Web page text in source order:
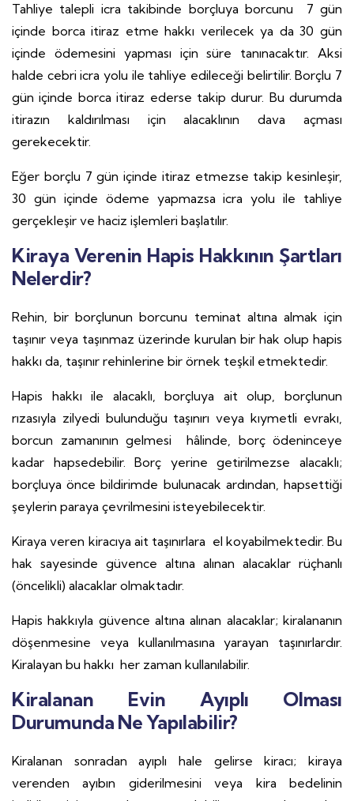
Tahliye talepli icra takibinde borçluya borcunu 7 gün
içinde borca itiraz etme hakkı verilecek ya da 30 gün
içinde ödemesini yapması için süre tanınacaktır. Aksi
halde cebri icra yolu ile tahliye edileceği belirtilir. Borçlu 7
gün içinde borca itiraz ederse takip durur. Bu durumda
itirazın kaldırılması için alacaklının dava açması
gerekecektir.
Eğer borçlu 7 gün içinde itiraz etmezse takip kesinleşir,
30 gün içinde ödeme yapmazsa icra yolu ile tahliye
gerçekleşir ve haciz işlemleri başlatılır.
Kiraya Verenin Hapis Hakkının Şartları
Nelerdir?
Rehin, bir borçlunun borcunu teminat altına almak için
taşınır veya taşınmaz üzerinde kurulan bir hak olup hapis
hakkı da, taşınır rehinlerine bir örnek teşkil etmektedir.
Hapis hakkı ile alacaklı, borçluya ait olup, borçlunun
rızasıyla zilyedi bulunduğu taşınırı veya kıymetli evrakı,
borcun zamanının gelmesi hâlinde, borç ödeninceye
kadar hapsedebilir. Borç yerine getirilmezse alacaklı;
borçluya önce bildirimde bulunacak ardından, hapsettiği
şeylerin paraya çevrilmesini isteyebilecektir.
Kiraya veren kiracıya ait taşınırlara el koyabilmektedir. Bu
hak sayesinde güvence altına alınan alacaklar rüçhanlı
(öncelikli) alacaklar olmaktadır.
Hapis hakkıyla güvence altına alınan alacaklar; kiralananın
döşenmesine veya kullanılmasına yarayan taşınırlardır.
Kiralayan bu hakkı her zaman kullanılabilir.
Kiralanan Evin Ayıplı Olması
Durumunda Ne Yapılabilir?
Kiralanan sonradan ayıplı hale gelirse kiracı; kiraya
verenden ayıbın giderilmesini veya kira bedelinin